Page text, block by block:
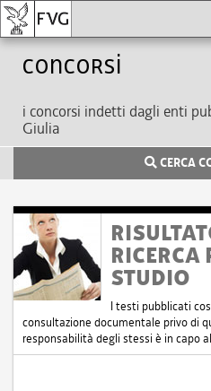
Concorsi
i concorsi indetti dagli enti
Giulia
CERCA
RICERCA
STUDIO
I testi pubblicati
consultazione documentale privo di
responsabilità degli stessi è in capo